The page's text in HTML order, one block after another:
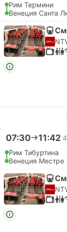
Рим Термини
Венеция Санта
07:30 11:42
Рим Тибуртина
Венеция Местре